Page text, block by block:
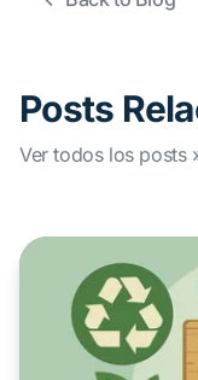
Posts
Ver todos los posts